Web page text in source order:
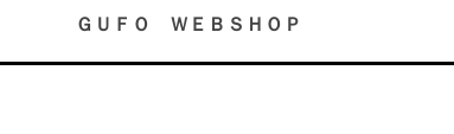
ＧＵＦＯ ＷＥＢＳＨＯＰ